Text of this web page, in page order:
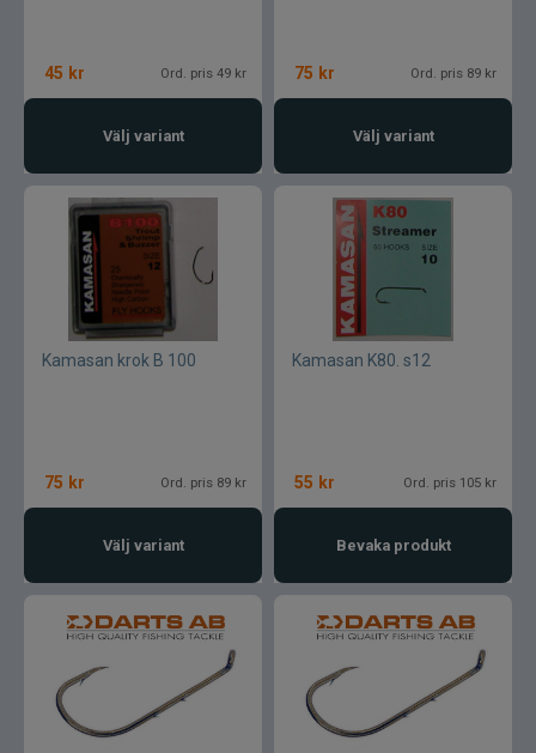
45 kr Ord. pris 49 kr
Välj variant
75 kr Ord. pris 89 kr
Välj variant
Kamasan krok B 100
75 kr Ord. pris 89 kr
Välj variant
Kamasan K80. s12
55 kr Ord. pris 105 kr
Bevaka produkt